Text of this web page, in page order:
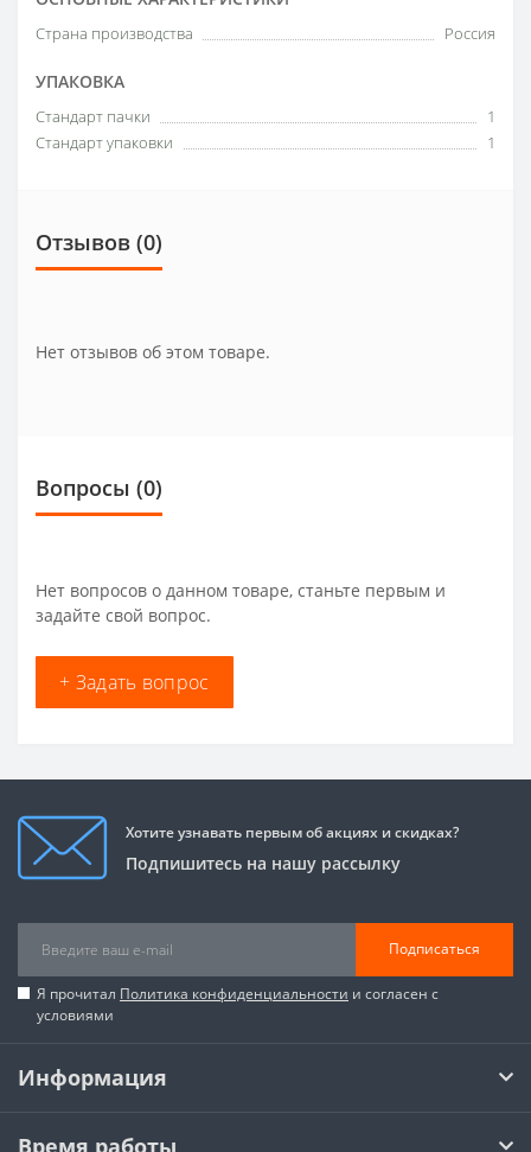
Страна производства Россия
УПАКОВКА
Стандарт пачки
1
Стандарт упаковки
1
Отзывов (0)
Нет отзывов об этом товаре.
Вопросы (0)
Нет вопросов о данном товаре, станьте первым и
задайте свой вопрос.
+ Задать вопрос
Хотите узнавать первым об акциях и скидках?
Подпишитесь на нашу рассылку
Подписаться
Я прочитал Политика конфиденциальности и согласен с
условиями
Информация
Время работы